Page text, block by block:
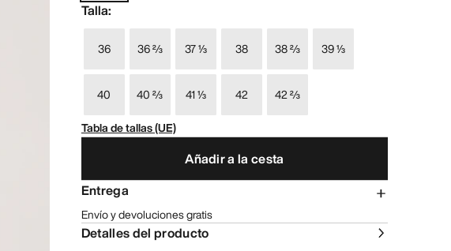
Talla:
36 36 ⅔ 37 ⅓ 38 38 ⅔ 39 ⅓
40 40 ⅔ 41 ⅓ 42
42 ⅔
Tabla de tallas (UE)
Añadir a la cesta
Entrega
Envío y devoluciones gratis
Detalles del producto